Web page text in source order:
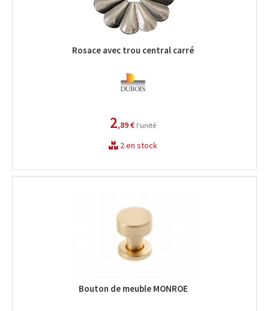
Rosace avec trou central carré
2,89 € l'unité
2 en stock
Bouton de meuble MONROE